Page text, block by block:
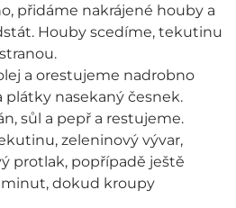
přidáme nakrájené houby a
Houby scedíme, tekutinu
a orestujeme nadrobno
plátky nasekaný česnek.
sůl a pepř a restujeme.
zeleninový vývar,
protlak, popřípadě ještě
minut, dokud kroupy